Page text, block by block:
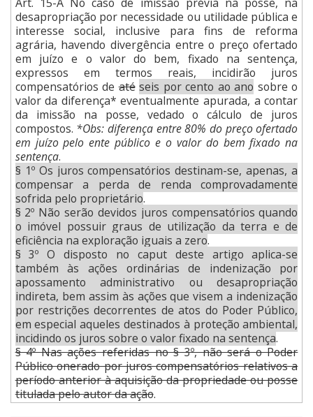
desapropriação por necessidade ou utilidade pública e
interesse social, inclusive para fins de reforma
agrária, havendo divergência entre o preço ofertado
em juízo e o valor do bem, fixado na sentença,
expressos em termos reais, incidirão juros
compensatórios deaté seis por cento ao ano sobre o
valor da diferença* eventualmente apurada, a contar
da imissão na posse, vedado o cálculo de juros
compostos. *Obs: diferença entre 80% do preço ofertado
em juízo pelo ente público e o valor do bem fixado na
sentença.
§ 1º Os juros compensatórios destinam-se, apenas, a
compensar a perda de renda comprovadamente
sofrida pelo proprietário.
§ 2º Não serão devidos juros compensatórios quando
o imóvel possuir graus de utilização da terra e de
eficiência na exploração iguais a zero.
§ 3º O disposto no caput deste artigo aplica-se
também às ações ordinárias de indenização por
apossamento administrativo ou desapropriação
indireta, bem assim às ações que visem a indenização
por restrições decorrentes de atos do Poder Público,
em especial aqueles destinados à proteção ambiental,
incidindo os juros sobre o valor fixado na sentença.
§ 4º Nas ações referidas no § 3º, não será o Poder
Público onerado por juros compensatórios relativos a
período anterior à aquisição da propriedade ou posse
titulada pelo autor da ação.